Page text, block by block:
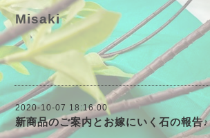
Misaki
2020-10-07 18:16:00
新商品のご案内とお嫁にいく石の報告♪